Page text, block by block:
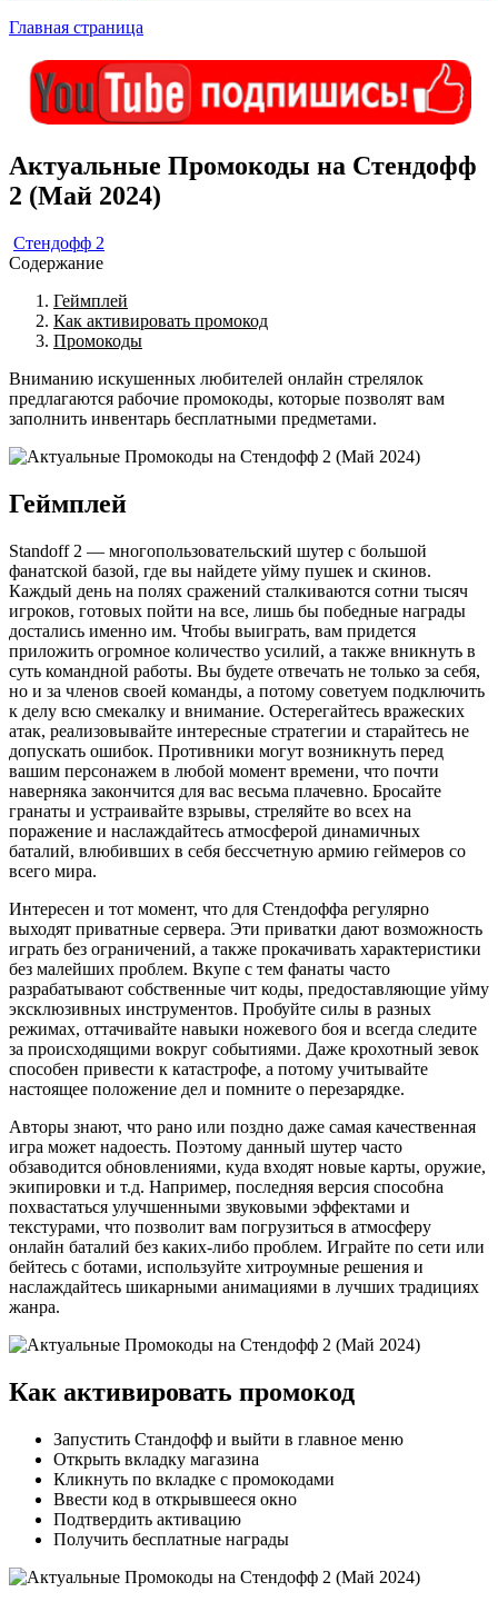
Главная страница
Актуальные Промокоды на Стендофф
2 (Май 2024)
Стендофф 2
Содержание
Геймплей
Как активировать промокод
Промокоды
Вниманию искушенных любителей онлайн стрелялок
предлагаются рабочие промокоды, которые позволят вам
заполнить инвентарь бесплатными предметами.
Геймплей
Standoff 2 — многопользовательский шутер с большой
фанатской базой, где вы найдете уйму пушек и скинов.
Каждый день на полях сражений сталкиваются сотни тысяч
игроков, готовых пойти на все, лишь бы победные награды
достались именно им. Чтобы выиграть, вам придется
приложить огромное количество усилий, а также вникнуть в
суть командной работы. Вы будете отвечать не только за себя,
но и за членов своей команды, а потому советуем подключить
к делу всю смекалку и внимание. Остерегайтесь вражеских
атак, реализовывайте интересные стратегии и старайтесь не
допускать ошибок. Противники могут возникнуть перед
вашим персонажем в любой момент времени, что почти
наверняка закончится для вас весьма плачевно. Бросайте
гранаты и устраивайте взрывы, стреляйте во всех на
поражение и наслаждайтесь атмосферой динамичных
баталий, влюбивших в себя бессчетную армию геймеров со
всего мира.
Интересен и тот момент, что для Стендоффа регулярно
выходят приватные сервера. Эти приватки дают возможность
играть без ограничений, а также прокачивать характеристики
без малейших проблем. Вкупе с тем фанаты часто
разрабатывают собственные чит коды, предоставляющие уйму
эксклюзивных инструментов. Пробуйте силы в разных
режимах, оттачивайте навыки ножевого боя и всегда следите
за происходящими вокруг событиями. Даже крохотный зевок
способен привести к катастрофе, а потому учитывайте
настоящее положение дел и помните о перезарядке.
Авторы знают, что рано или поздно даже самая качественная
игра может надоесть. Поэтому данный шутер часто
обзаводится обновлениями, куда входят новые карты, оружие,
экипировки и т.д. Например, последняя версия способна
похвастаться улучшенными звуковыми эффектами и
текстурами, что позволит вам погрузиться в атмосферу
онлайн баталий без каких-либо проблем. Играйте по сети или
бейтесь с ботами, используйте хитроумные решения и
наслаждайтесь шикарными анимациями в лучших традициях
жанра.
Как активировать промокод
Запустить Стандофф и выйти в главное меню
Открыть вкладку магазина
Кликнуть по вкладке с промокодами
Ввести код в открывшееся окно
Подтвердить активацию
Получить бесплатные награды